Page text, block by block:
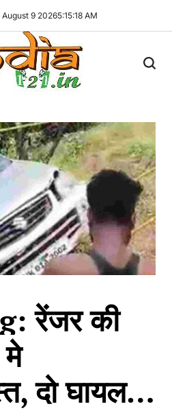
9 20265:15:19 AM
रेंजर की
मे
दो घायल…